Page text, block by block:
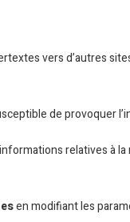
vers d’autres
de provoquer
relatives à
en modifiant les